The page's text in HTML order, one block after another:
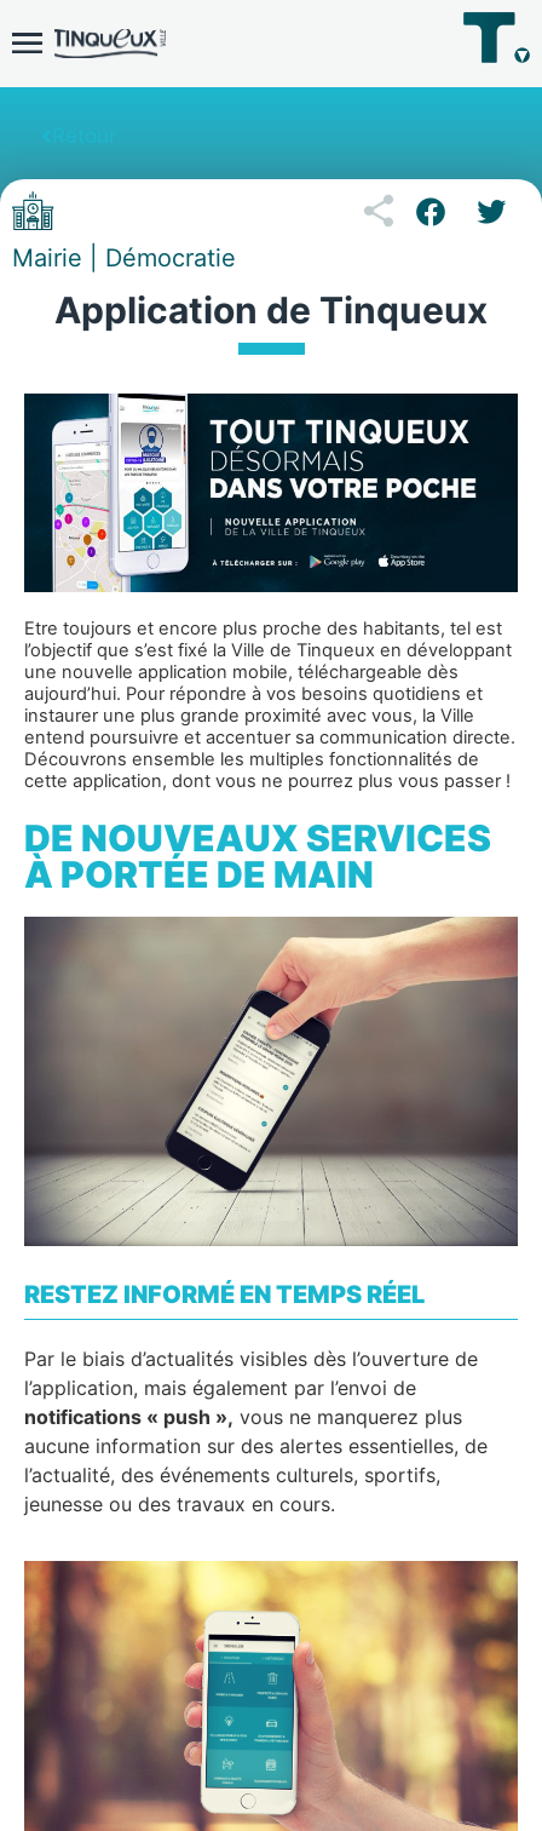
Mairie | Démocratie
Application de Tinqueux
Etre toujours et encore plus proche des habitants, tel est
l’objectif que s’est fixé la Ville de Tinqueux en développant
une nouvelle application mobile, téléchargeable dès
aujourd’hui. Pour répondre à vos besoins quotidiens et
instaurer une plus grande proximité avec vous, la Ville
entend poursuivre et accentuer sa communication directe.
Découvrons ensemble les multiples fonctionnalités de
cette application, dont vous ne pourrez plus vous passer !
DE NOUVEAUX SERVICES
À PORTÉE DE MAIN
RESTEZ INFORMÉ EN TEMPS RÉEL
Par le biais d’actualités visibles dès l’ouverture de
l’application, mais également par l’envoi de
notifications « push », vous ne manquerez plus
aucune information sur des alertes essentielles, de
l’actualité, des événements culturels, sportifs,
jeunesse ou des travaux en cours.